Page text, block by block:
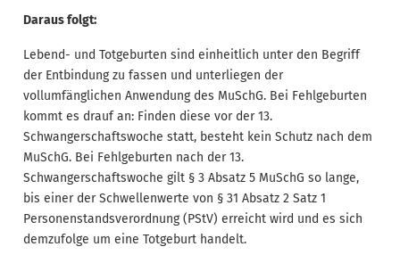
Daraus folgt:
Lebend- und Totgeburten sind einheitlich unter den Begriff
der Entbindung zu fassen und unterliegen der
vollumfänglichen Anwendung des MuSchG. Bei Fehlgeburten
kommt es drauf an: Finden diese vor der 13.
Schwangerschaftswoche statt, besteht kein Schutz nach dem
MuSchG. Bei Fehlgeburten nach der 13.
Schwangerschaftswoche gilt § 3 Absatz 5 MuSchG so lange,
bis einer der Schwellenwerte von § 31 Absatz 2 Satz 1
Personenstandsverordnung (PStV) erreicht wird und es sich
demzufolge um eine Totgeburt handelt.